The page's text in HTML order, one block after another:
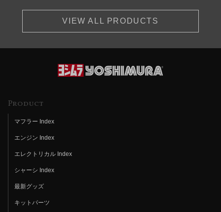
VIEW ALL PRODUCTS
Product
マフラー Index
エンジン Index
エレクトリカル Index
シャーシ Index
最新グッズ
キットパーツ